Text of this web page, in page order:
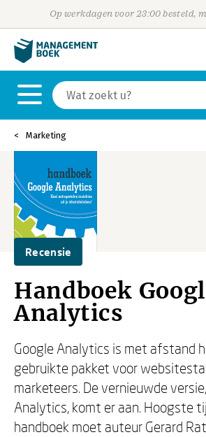
Op werkdagen voor 23:00 besteld,
Marketing
Recensie
Handboek
Analytics
Google Analytics is met afstand
gebruikte pakket voor
marketeers. De vernieuwde
Analytics, komt er aan. Hoogste
handboek moet auteur Gerard